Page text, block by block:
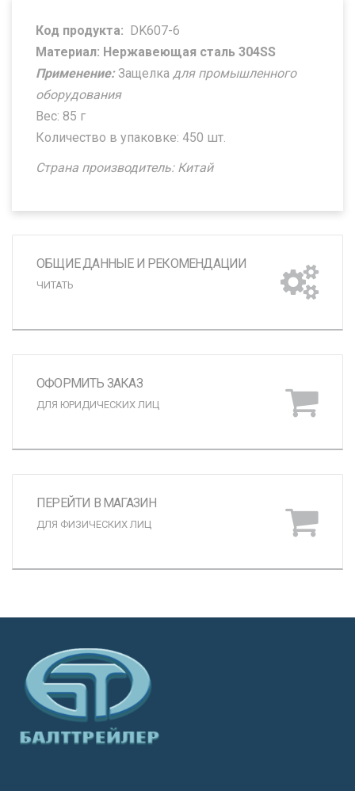
Код продукта:
DK607-6
Материал: Нержавеющая сталь 304SS
Применение:Защелка для промышленного
оборудования
Вес: 85 г
Количество в упаковке: 450 шт.
Страна производитель: Китай
ОБЩИЕ ДАННЫЕ И РЕКОМЕНДАЦИИ
ЧИТАТЬ
ОФОРМИТЬ ЗАКАЗ
ДЛЯ ЮРИДИЧЕСКИХ ЛИЦ
ПЕРЕЙТИ В МАГАЗИН
ДЛЯ ФИЗИЧЕСКИХ ЛИЦ